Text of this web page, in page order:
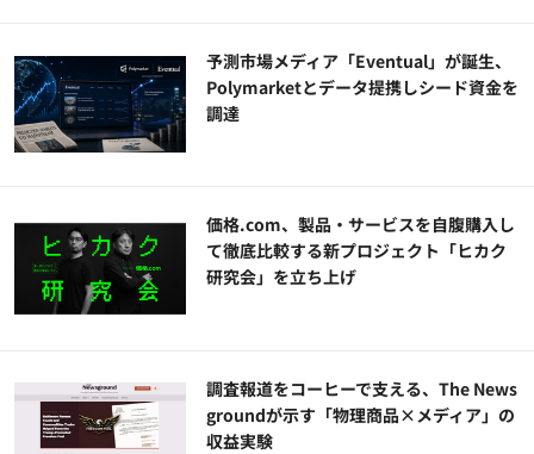
予測市場メディア「Eventual」が誕生、
Polymarketとデータ提携しシード資金を
調達
価格.com、製品・サービスを自腹購入し
て徹底比較する新プロジェクト「ヒカク
研究会」を立ち上げ
調査報道をコーヒーで支える、The News
groundが示す「物理商品×メディア」の
収益実験